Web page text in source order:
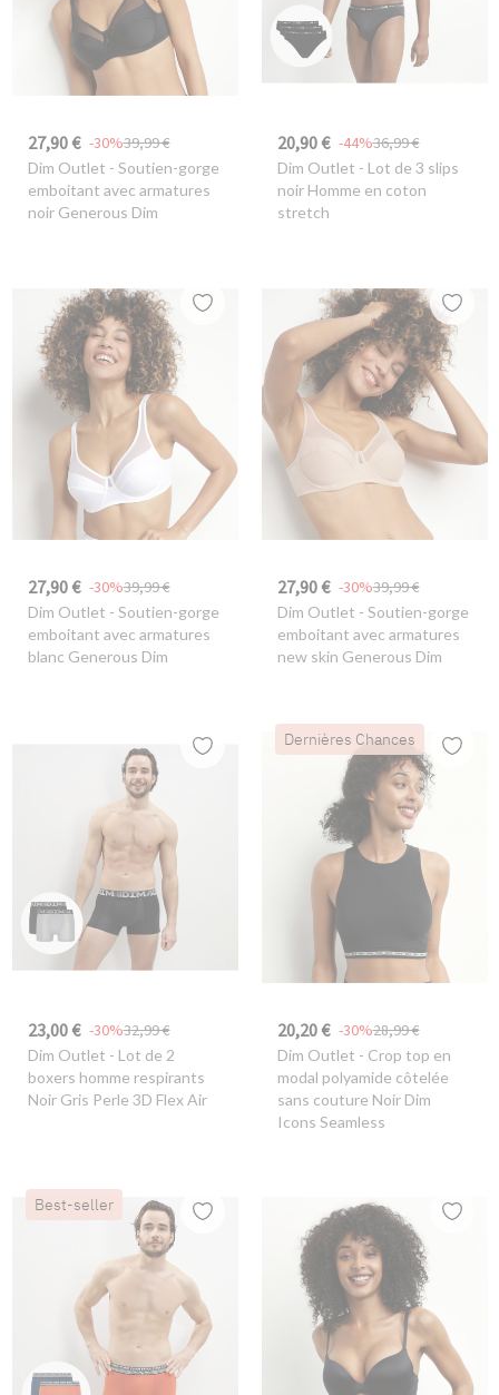
27,90 € 39,99 €
-30%
Dim Outlet - Soutien-gorge
emboitant avec armatures
noir Generous Dim
20,90 € 36,99 €
-44%
Dim Outlet - Lot de 3 slips
noir Homme en coton
stretch
27,90 € 39,99 €
-30%
Dim Outlet - Soutien-gorge
emboitant avec armatures
blanc Generous Dim
27,90 € 39,99 €
-30%
Dim Outlet - Soutien-gorge
emboitant avec armatures
new skin Generous Dim
23,00 € 32,99 €
-30%
Dim Outlet - Lot de 2
boxers homme respirants
Noir Gris Perle 3D Flex Air
Dernières Chances
20,20 € 28,99 €
-30%
Dim Outlet - Crop top en
modal polyamide côtelée
sans couture Noir Dim
Icons Seamless
Best-seller